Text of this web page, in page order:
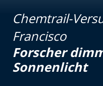
Chemtrail-
Francisco
Forscher
Sonnenlicht